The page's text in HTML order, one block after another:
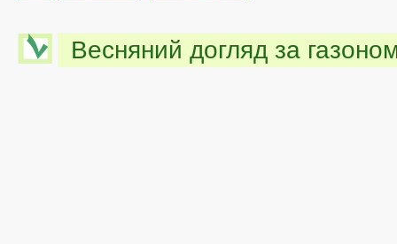
Весняний догляд за